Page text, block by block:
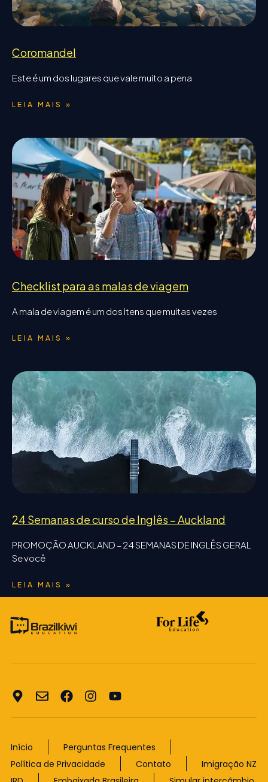
Coromandel
Este é um dos lugares que vale muito a pena
LEIA MAIS »
Checklist para as malas de viagem
A mala de viagem é um dos itens que muitas vezes
LEIA MAIS »
24 Semanas de curso de Inglês – Auckland
PROMOÇÃO AUCKLAND – 24 SEMANAS DE INGLÊS GERAL
Se você
LEIA MAIS »
Início
Perguntas Frequentes
Política de Privacidade
Contato
Imigração NZ